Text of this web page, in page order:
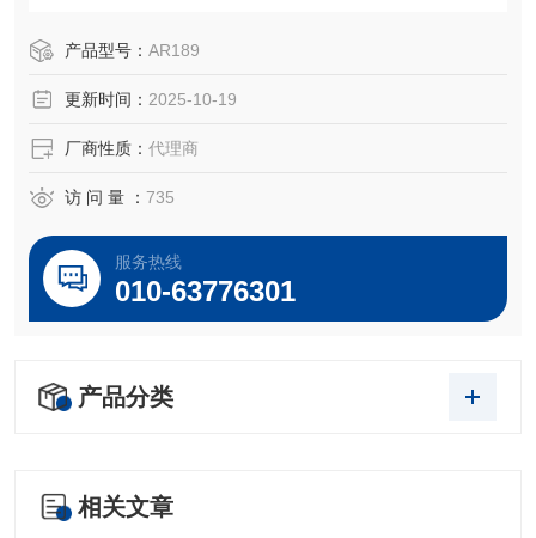
于所对应仪器。
产品型号： AR189
更新时间： 2025-10-19
厂商性质： 代理商
访 问 量 ： 735
服务热线
010-63776301
产品分类
相关文章